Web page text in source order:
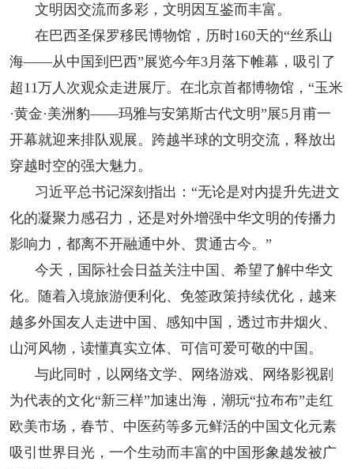
文明因交流而多彩，文明因互鉴而丰富。
在巴西圣保罗移民博物馆，历时160天的“丝系山
海——从中国到巴西”展览今年3月落下帷幕，吸引了
超11万人次观众走进展厅。在北京首都博物馆，“玉米
·黄金·美洲豹——玛雅与安第斯古代文明”展5月甫一
开幕就迎来排队观展。跨越半球的文明交流，释放出
穿越时空的强大魅力。
习近平总书记深刻指出：“无论是对内提升先进文
化的凝聚力感召力，还是对外增强中华文明的传播力
影响力，都离不开融通中外、贯通古今。”
今天，国际社会日益关注中国、希望了解中华文
化。随着入境旅游便利化、免签政策持续优化，越来
越多外国友人走进中国、感知中国，透过市井烟火、
山河风物，读懂真实立体、可信可爱可敬的中国。
与此同时，以网络文学、网络游戏、网络影视剧
为代表的文化“新三样”加速出海，潮玩“拉布布”走红
欧美市场，春节、中医药等多元鲜活的中国文化元素
吸引世界目光，一个生动而丰富的中国形象越发被广